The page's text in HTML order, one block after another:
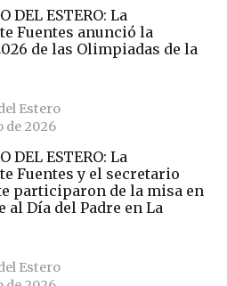
DEL ESTERO: La
Fuentes anunció la
de las Olimpiadas de la
Estero
de 2026
DEL ESTERO: La
Fuentes y el secretario
participaron de la misa en
al Día del Padre en La
Estero